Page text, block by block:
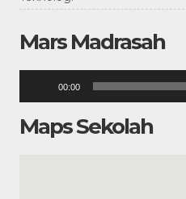
Mars Madrasah
00:00
Maps Sekolah